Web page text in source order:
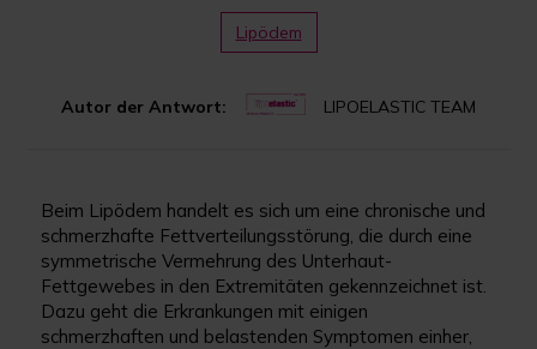
Autor der Antwort: LIPOELASTIC TEAM
Lipödem
Beim Lipödem handelt es sich um eine chronische und
schmerzhafte Fettverteilungsstörung, die durch eine
symmetrische Vermehrung des Unterhaut-
Fettgewebes in den Extremitäten gekennzeichnet ist.
Dazu geht die Erkrankungen mit einigen
schmerzhaften und belastenden Symptomen einher,